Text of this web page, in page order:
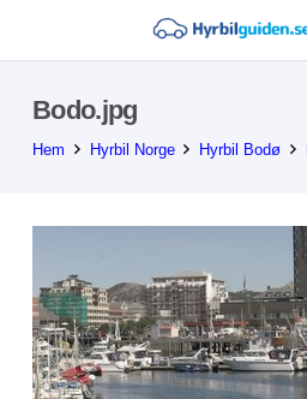
Bodo.jpg
Hem Hyrbil Norge Hyrbil Bodø